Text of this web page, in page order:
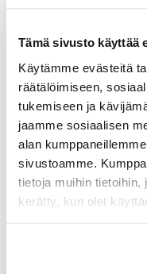
Tämä sivusto käyttää
Käytämme evästeitä
räätälöimiseen,
tukemiseen ja
jaamme sosiaalisen
alan
sivustoamme.
tietoja muihin tietoihin,
kerätty, kun olet
ICON G TOWEL
paksusta ja